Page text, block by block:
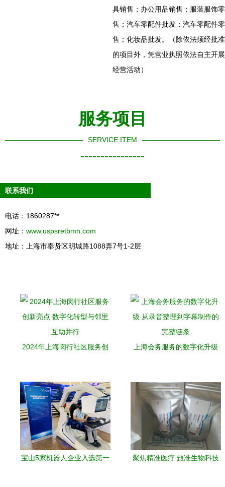
具销售；办公用品销售；服装服饰零
售；汽车零配件批发；汽车零配件零
售；化妆品批发。（除依法须经批准
的项目外，凭营业执照依法自主开展
经营活动）
服务项目
SERVICE ITEM
----------------
联系我们
电话：1860287**
网址： www.uspsretbmn.com
地址：上海市奉贤区明城路1088弄7号1-2层
2024年上海闵行社区服务创
上海会务服务的数字化升级
宝山5家机器人企业入选第一
聚焦精准医疗 甄准生物科技